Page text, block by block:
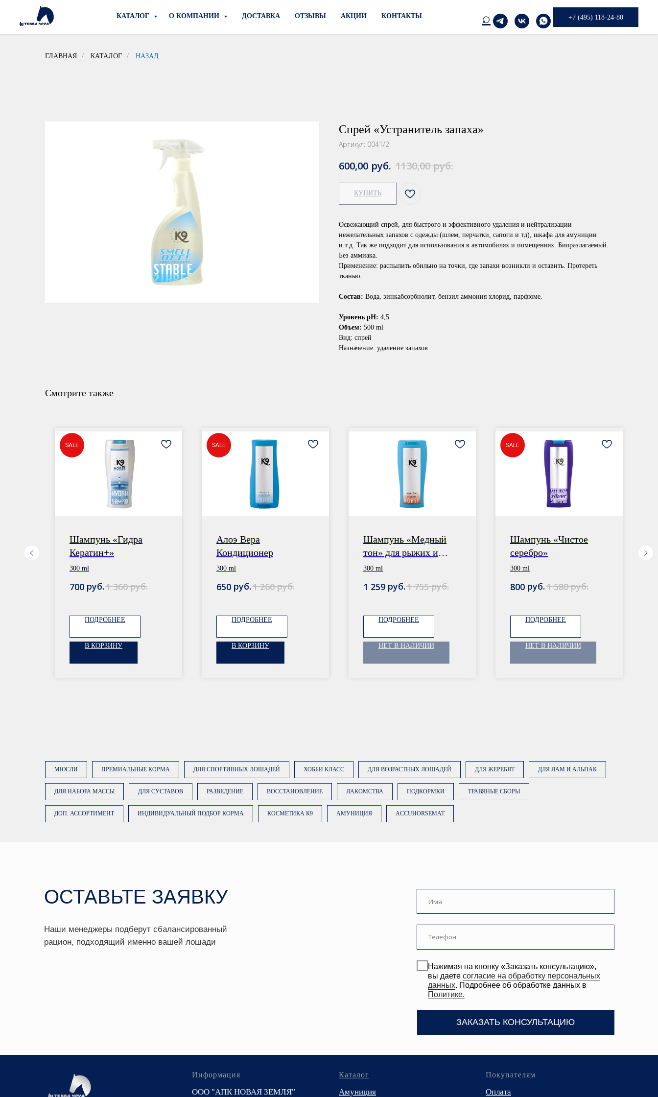
КАТАЛОГ О КОМПАНИИ ДОСТАВКА ОТЗЫВЫ АКЦИИ КОНТАКТЫ ⌕ +7 (495) 118-24-80
ГЛАВНАЯ / КАТАЛОГ / НАЗАД
Спрей «Устранитель запаха»
Артикул: 0041/2
600,00 руб. 1130,00 руб.
КУПИТЬ
Освежающий спрей, для быстрого и эффективного удаления и нейтрализации
нежелательных запахов с одежды (шлем, перчатки, сапоги и тд), шкафа для амуниции
и.т.д. Так же подходит для использования в автомобилях и помещениях. Биоразлагаемый.
Без аммиака.
Применение: распылить обильно на точки, где запахи возникли и оставить. Протереть
тканью.
Состав: Вода, зинкабсорбнолит, бензил аммония хлорид, парфюме.
Уровень pH: 4,5
Объем: 500 ml
Вид: спрей
Назначение: удаление запахов
Смотрите также
SALE
Шампунь «Гидра
Кератин+»
300 ml
700 руб.1 360 руб.
ПОДРОБНЕЕ
В КОРЗИНУ
SALE
Алоэ Вера
Кондиционер
300 ml
650 руб.1 260 руб.
ПОДРОБНЕЕ
В КОРЗИНУ
Шампунь «Медный
тон» для рыжих и
гнедых лошадей
300 ml
1 259 руб.1 755 руб.
ПОДРОБНЕЕ
НЕТ В НАЛИЧИИ
SALE
Шампунь «Чистое
серебро»
300 ml
800 руб.1 580 руб.
ПОДРОБНЕЕ
НЕТ В НАЛИЧИИ
МЮСЛИ ПРЕМИАЛЬНЫЕ КОРМА ДЛЯ СПОРТИВНЫХ ЛОШАДЕЙ ХОББИ КЛАСС ДЛЯ ВОЗРАСТНЫХ ЛОШАДЕЙ ДЛЯ ЖЕРЕБЯТ ДЛЯ ЛАМ И АЛЬПАК
ДЛЯ НАБОРА МАССЫ ДЛЯ СУСТАВОВ РАЗВЕДЕНИЕ ВОССТАНОВЛЕНИЕ ЛАКОМСТВА ПОДКОРМКИ ТРАВЯНЫЕ СБОРЫ
ДОП. АССОРТИМЕНТ ИНДИВИДУАЛЬНЫЙ ПОДБОР КОРМА КОСМЕТИКА К9 АМУНИЦИЯ ACCUHORSEMAT
ОСТАВЬТЕ ЗАЯВКУ
ЗАКАЗАТЬ КОНСУЛЬТАЦИЮ
Информация
ООО "АПК НОВАЯ ЗЕМЛЯ"
Каталог
Амуниция
Покупателям
Оплата